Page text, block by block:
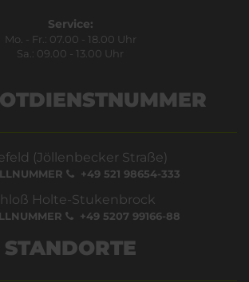
Service:
Mo. - Fr.: 07.00 - 18.00 Uhr
Sa.: 09.00 - 13.00 Uhr
(Jöllenbecker Straße)
+49 521 98654-333
Holte-Stukenbrock
+49 5207 99166-88
STANDORTE